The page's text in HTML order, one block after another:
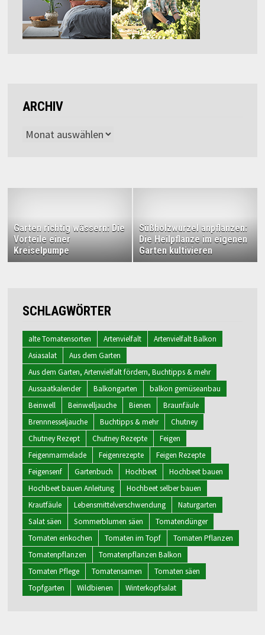
ARCHIV
Archiv
Garten richtig wässern: Die
Vorteile einer
Kreiselpumpe
Süßholzwurzel anpflanzen:
Die Heilpflanze im eigenen
Garten kultivieren
SCHLAGWÖRTER
alte Tomatensorten Artenvielfalt
Artenvielfalt Balkon
Asiasalat
Aus dem Garten
Aus dem Garten, Artenvielfalt fördern, Buchtipps & mehr
Aussaatkalender
Balkongarten
balkon gemüseanbau
Beinwell
Beinwelljauche Bienen
Braunfäule
Brennnesseljauche
Buchtipps & mehr
Chutney
Chutney Rezept
Chutney Rezepte
Feigen
Feigenmarmelade
Feigenrezepte
Feigen Rezepte
Feigensenf
Gartenbuch Hochbeet
Hochbeet bauen
Hochbeet bauen Anleitung
Hochbeet selber bauen
Krautfäule
Lebensmittelverschwendung
Naturgarten
Salat säen
Sommerblumen säen
Tomatendünger
Tomaten einkochen
Tomaten im Topf
Tomaten Pflanzen
Tomatenpflanzen
Tomatenpflanzen Balkon
Tomaten Pflege
Tomatensamen
Tomaten säen
Topfgarten
Wildbienen Winterkopfsalat